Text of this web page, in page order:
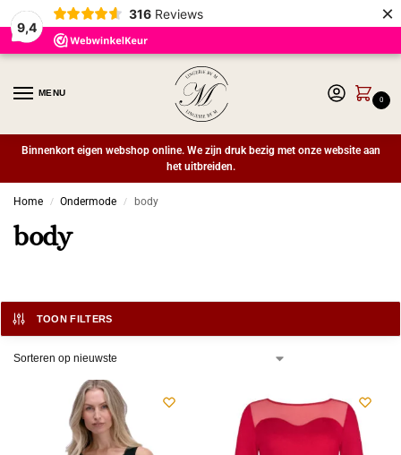
9,4
316 Reviews ×
MENU
0
Binnenkort eigen webshop online. We zijn druk bezig met onze website aan
het uitbreiden.
Home / Ondermode / body
body
TOON FILTERS